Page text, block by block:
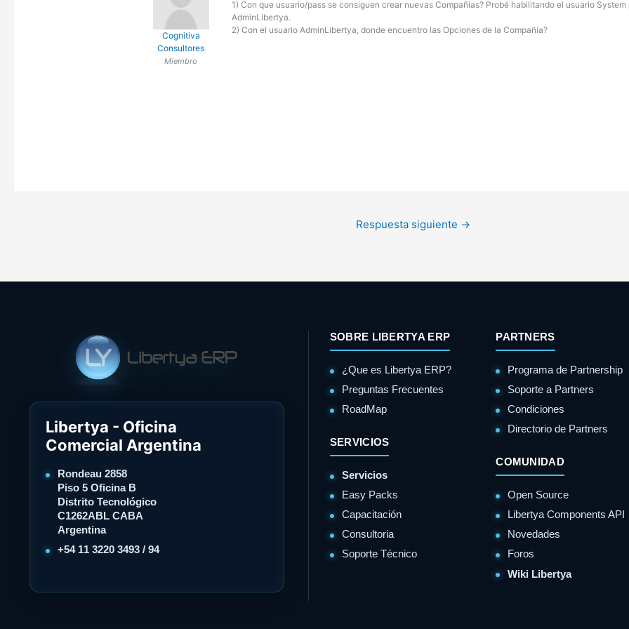
Cognitiva
Consultores
Miembro
1) Con que usuario/pass se consiguen crear nuevas Compañías? Probé habilitando el usuario
AdminLibertya.
2) Con el usuario AdminLibertya, donde encuentro las Opciones de la Compañía?
Respuesta siguiente →
Libertya - Oficina
Comercial Argentina
Rondeau 2858
Piso 5 Oficina B
Distrito Tecnológico
C1262ABL CABA
Argentina
+54 11 3220 3493 / 94
SOBRE LIBERTYA ERP
¿Que es Libertya ERP?
Preguntas Frecuentes
RoadMap
SERVICIOS
Servicios
Easy Packs
Capacitación
Consultoria
Soporte Técnico
PARTNERS
Programa de Partnership
Soporte a Partners
Condiciones
Directorio de Partners
COMUNIDAD
Open Source
Libertya Components API
Novedades
Foros
Wiki Libertya